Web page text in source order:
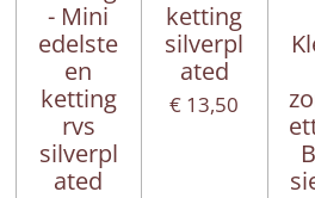
- Mini
edelste
en
ketting
rvs
silverpl
ated
ketting
silverpl
ated
€ 13,50